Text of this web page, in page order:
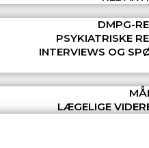
DMPG-
PSYKIATRISKE
INTERVIEWS OG
LÆGELIGE